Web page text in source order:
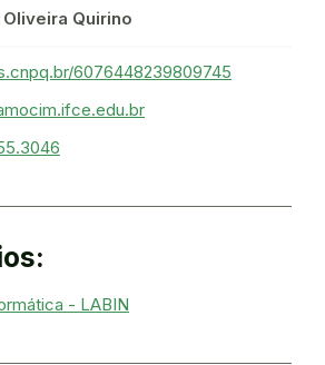
Quirino
6076448239809745
- LABIN